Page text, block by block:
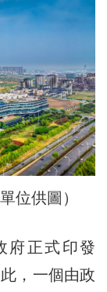
位供圖）
正式印發
，一個由政